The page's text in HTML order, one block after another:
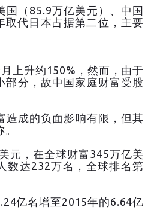
（85.9万亿美元）、中国
取代日本占据第二位，主要
上升约150%，然而，由于
分，故中国家庭财富受股
造成的负面影响有限，但其
元，在全球财富345万亿美
数达232万名，全球排名第
亿名增至2015年的6.64亿